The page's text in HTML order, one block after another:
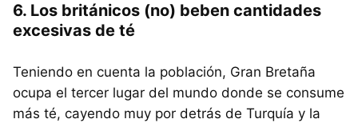
6. Los británicos (no) beben cantidades
excesivas de té
Teniendo en cuenta la población, Gran Bretaña
ocupa el tercer lugar del mundo donde se consume
más té, cayendo muy por detrás de Turquía y la